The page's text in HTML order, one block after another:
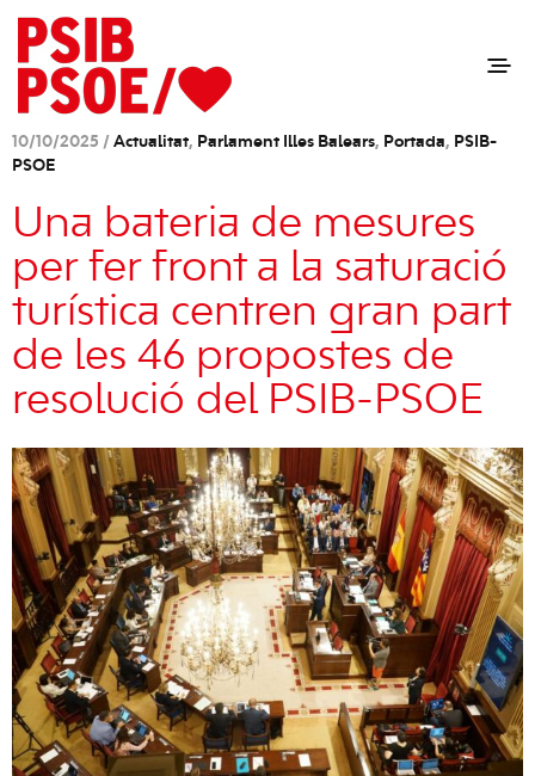
10/10/2025 / Actualitat, Parlament Illes Balears, Portada, PSIB-
PSOE
Una bateria de mesures
per fer front a la saturació
turística centren gran part
de les 46 propostes de
resolució del PSIB-PSOE